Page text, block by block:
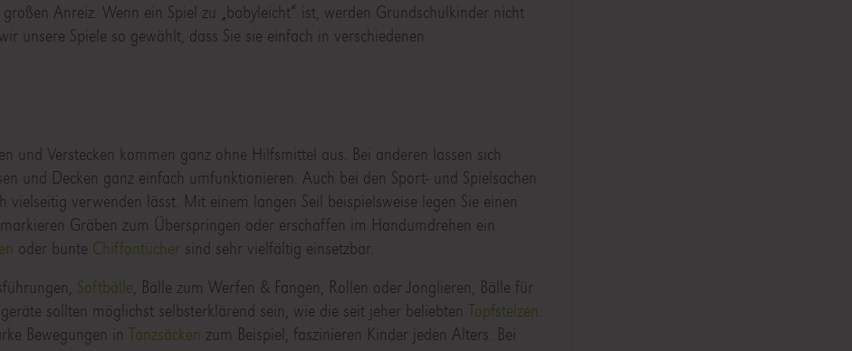
Anreiz. Wenn ein Spiel zu „babyleicht“ ist, werden Grundschulkinder nicht
unsere Spiele so gewählt, dass Sie sie einfach in verschiedenen
und Verstecken kommen ganz ohne Hilfsmittel aus. Bei anderen lassen sich
und Decken ganz einfach umfunktionieren. Auch bei den Sport- und Spielsachen
verwenden lässt. Mit einem langen Seil beispielsweise legen Sie einen
Gräben zum Überspringen oder erschaffen im Handumdrehen ein
oder bunte Chiffontücher sind sehr vielfältig einsetzbar.
Softbälle , Bälle zum Werfen & Fangen, Rollen oder Jonglieren, Bälle für
sollten möglichst selbsterklärend sein, wie die seit jeher beliebten Topfstelzen
Bewegungen in Tanzsäcken zum Beispiel, faszinieren Kinder jeden Alters. Bei